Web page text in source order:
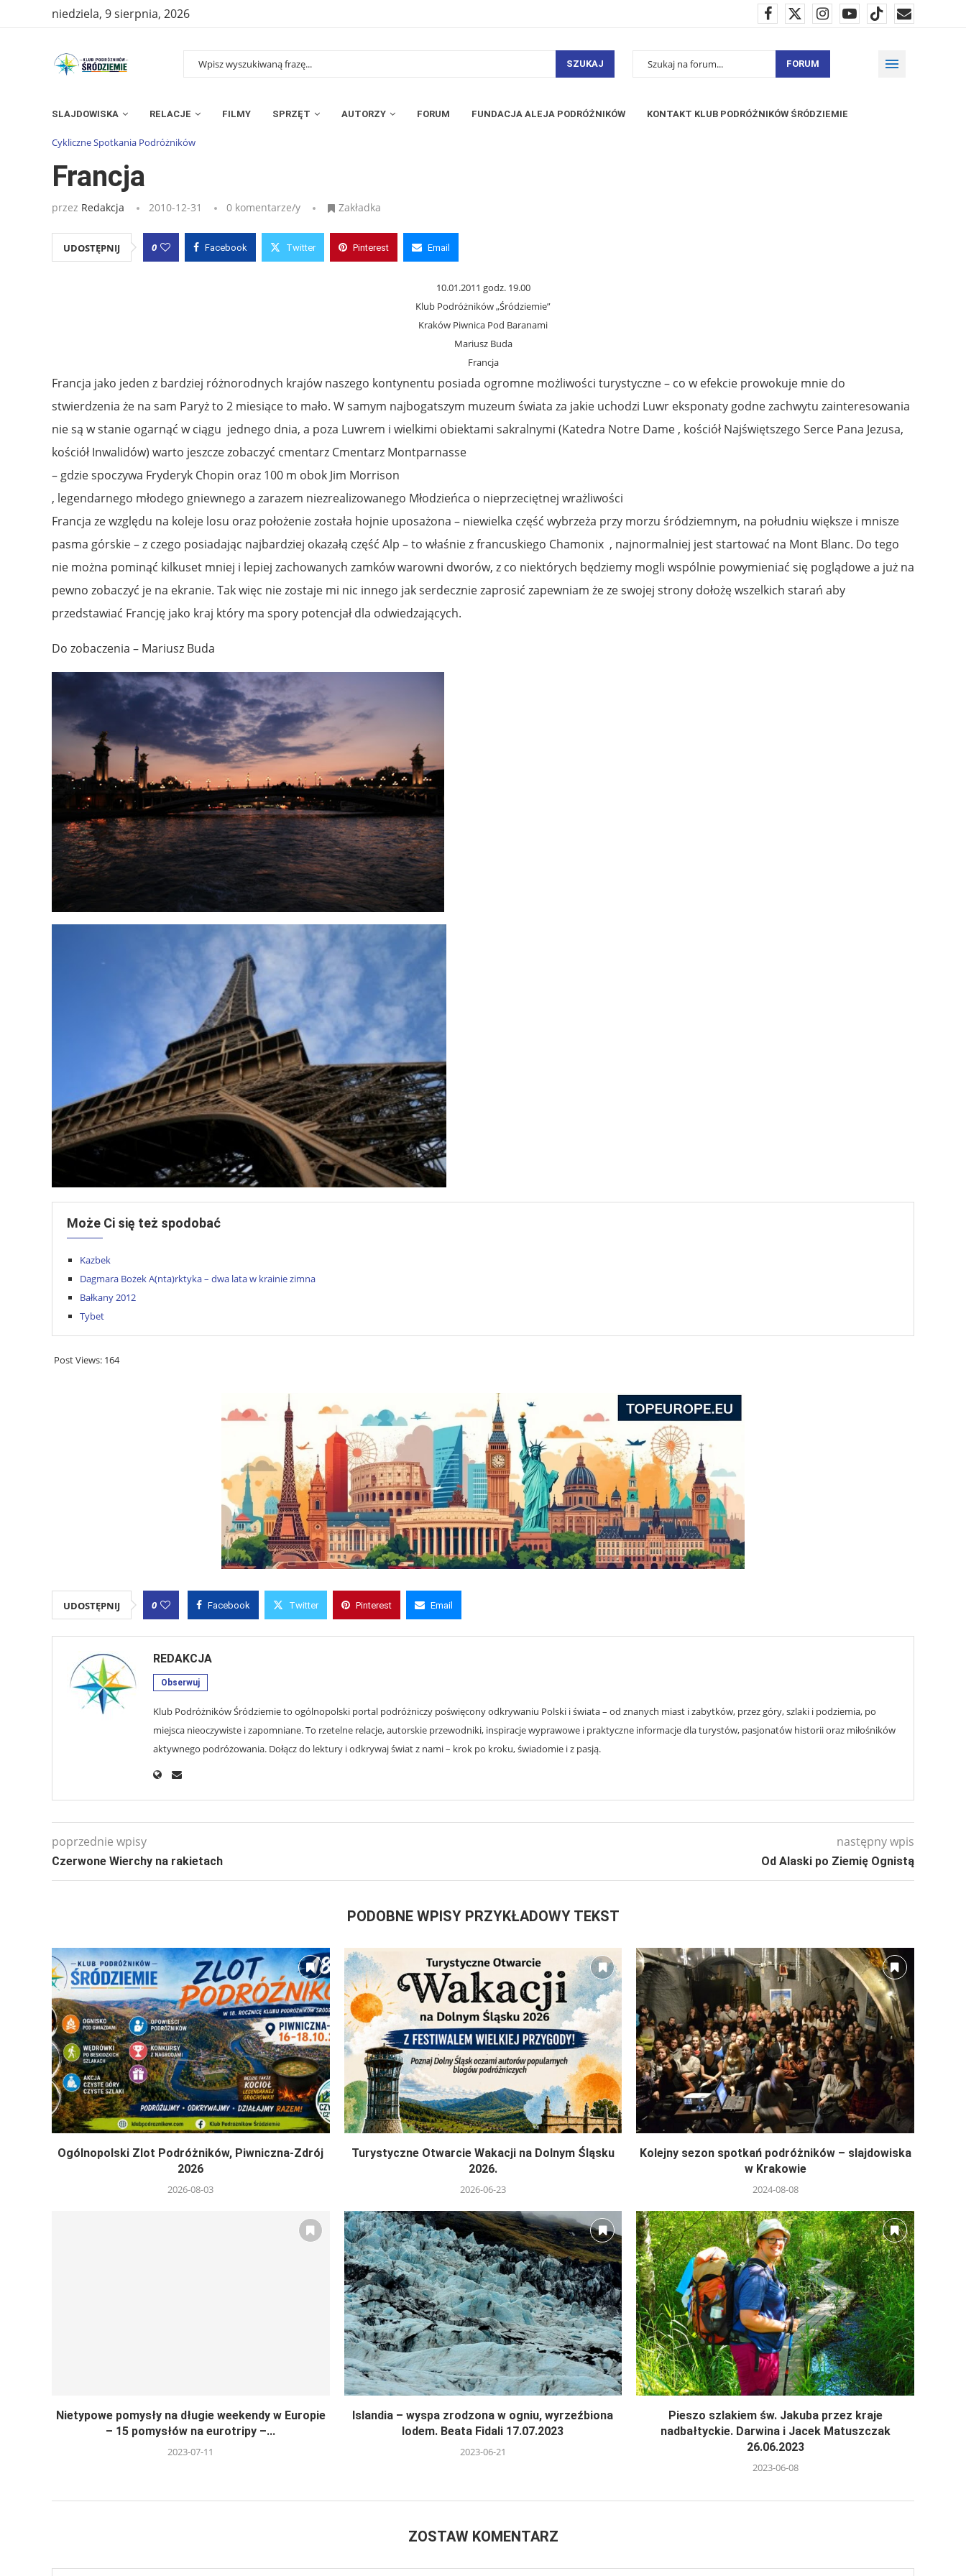
niedziela, 9 sierpnia, 2026
SZUKAJ FORUM
SLAJDOWISKA RELACJE FILMY SPRZĘT AUTORZY FORUM FUNDACJA ALEJA PODRÓŻNIKÓW KONTAKT KLUB PODRÓŻNIKÓW ŚRÓDZIEMIE
Strona główna» Wpisy »Francja
Cykliczne Spotkania Podróżników
Francja
przez Redakcja 2010-12-31 0 komentarze/y Zakładka
UDOSTĘPNIJ 0 Facebook Twitter Pinterest Email
10.01.2011 godz. 19.00
Klub Podróżników „Śródziemie”
Kraków Piwnica Pod Baranami
Mariusz Buda
Francja
Francja jako jeden z bardziej różnorodnych krajów naszego kontynentu posiada ogromne możliwości turystyczne – co w efekcie prowokuje mnie do
stwierdzenia że na sam Paryż to 2 miesiące to mało. W samym najbogatszym muzeum świata za jakie uchodzi Luwr eksponaty godne zachwytu zainteresowania
nie są w stanie ogarnąć w ciągu jednego dnia, a poza Luwrem i wielkimi obiektami sakralnymi (Katedra Notre Dame , kościół Najświętszego Serce Pana Jezusa,
kościół Inwalidów) warto jeszcze zobaczyć cmentarz Cmentarz Montparnasse
– gdzie spoczywa Fryderyk Chopin oraz 100 m obok Jim Morrison
, legendarnego młodego gniewnego a zarazem niezrealizowanego Młodzieńca o nieprzeciętnej wrażliwości
Francja ze względu na koleje losu oraz położenie została hojnie uposażona – niewielka część wybrzeża przy morzu śródziemnym, na południu większe i mnisze
pasma górskie – z czego posiadając najbardziej okazałą część Alp – to właśnie z francuskiego Chamonix , najnormalniej jest startować na Mont Blanc. Do tego
nie można pominąć kilkuset mniej i lepiej zachowanych zamków warowni dworów, z co niektórych będziemy mogli wspólnie powymieniać się poglądowe a już na
pewno zobaczyć je na ekranie. Tak więc nie zostaje mi nic innego jak serdecznie zaprosić zapewniam że ze swojej strony dołożę wszelkich starań aby
przedstawiać Francję jako kraj który ma spory potencjał dla odwiedzających.
Do zobaczenia – Mariusz Buda
Może Ci się też spodobać
Kazbek
Dagmara Bożek A(nta)rktyka – dwa lata w krainie zimna
Bałkany 2012
Tybet
Post Views: 164
UDOSTĘPNIJ 0 Facebook Twitter Pinterest Email
REDAKCJA
Obserwuj
Klub Podróżników Śródziemie to ogólnopolski portal podróżniczy poświęcony odkrywaniu Polski i świata – od znanych miast i zabytków, przez góry, szlaki i podziemia, po
miejsca nieoczywiste i zapomniane. To rzetelne relacje, autorskie przewodniki, inspiracje wyprawowe i praktyczne informacje dla turystów, pasjonatów historii oraz miłośników
aktywnego podróżowania. Dołącz do lektury i odkrywaj świat z nami – krok po kroku, świadomie i z pasją.
poprzednie wpisy
Czerwone Wierchy na rakietach
następny wpis
Od Alaski po Ziemię Ognistą
PODOBNE WPISY PRZYKŁADOWY TEKST
Ogólnopolski Zlot Podróżników, Piwniczna-Zdrój
2026
2026-08-03
Turystyczne Otwarcie Wakacji na Dolnym Śląsku
2026.
2026-06-23
Kolejny sezon spotkań podróżników – slajdowiska
w Krakowie
2024-08-08
Nietypowe pomysły na długie weekendy w Europie
– 15 pomysłów na eurotripy –...
2023-07-11
Islandia – wyspa zrodzona w ogniu, wyrzeźbiona
lodem. Beata Fidali 17.07.2023
2023-06-21
Pieszo szlakiem św. Jakuba przez kraje
nadbałtyckie. Darwina i Jacek Matuszczak
26.06.2023
2023-06-08
ZOSTAW KOMENTARZ